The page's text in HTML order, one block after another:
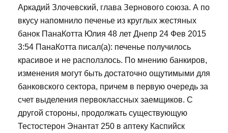
Аркадий Злочевский, глава Зернового союза. А по
вкусу напомнило печенье из круглых жестяных
банок ПанаКотта Юлия 48 лет Днепр 24 Фев 2015
3:54 ПанаКотта писал(а): печенье получилось
красивое и не расползлось. По мнению банкиров,
изменения могут быть достаточно ощутимыми для
банковского сектора, причем в первую очередь за
счет выделения первоклассных заемщиков. С
другой стороны, продолжать существующую
Тестостерон Энантат 250 в аптеку Каспийск